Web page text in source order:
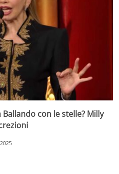
con le stelle? Milly